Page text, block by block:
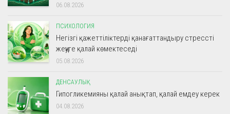
06.08.2026
ПСИХОЛОГИЯ
Негізгі қажеттіліктерді қанағаттандыру стрессті
жеңуге қалай көмектеседі
05.08.2026
ДЕНСАУЛЫҚ
Гипогликемияны қалай анықтап, қалай емдеу керек
04.08.2026